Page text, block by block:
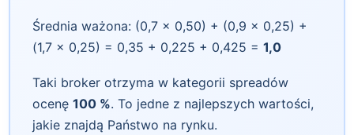
Średnia ważona: (0,7 × 0,50) + (0,9 × 0,25) +
(1,7 × 0,25) = 0,35 + 0,225 + 0,425 = 1,0
Taki broker otrzyma w kategorii spreadów
ocenę 100 %. To jedne z najlepszych wartości,
jakie znajdą Państwo na rynku.